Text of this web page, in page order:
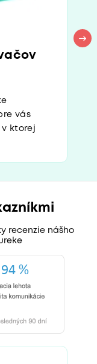
vás
ktorej
recenzie nášho